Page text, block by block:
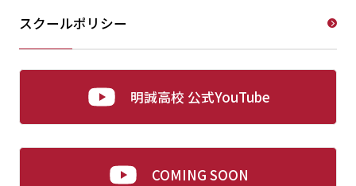
スクールポリシー
明誠高校 公式YouTube
COMING SOON